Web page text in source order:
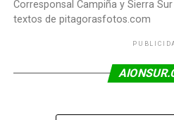
Corresponsal Campiña y Sierra
textos de pitagorasfotos.com